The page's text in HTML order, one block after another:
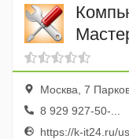
Москва, 7
8 929 927-50-...
https://k-it24.ru/